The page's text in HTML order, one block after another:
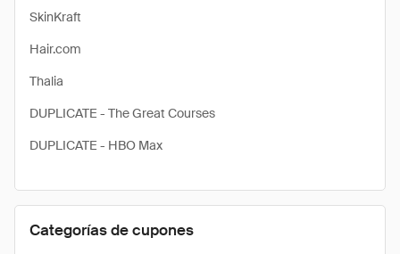
SkinKraft
Hair.com
Thalia
DUPLICATE - The Great Courses
DUPLICATE - HBO Max
Categorías de cupones